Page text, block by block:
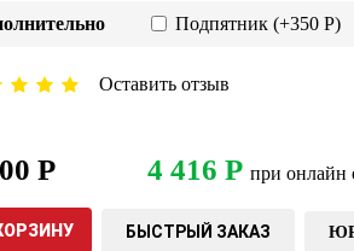
Подпятник (+350 Р)
Оставить отзыв
Р 4 416 Р при онлайн
БЫСТРЫЙ ЗАКАЗ